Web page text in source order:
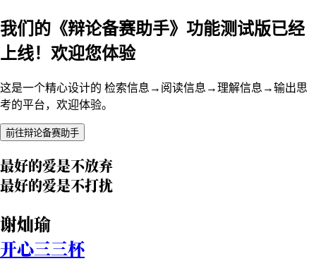
我们的《辩论备赛助手》功能测试版已经
上线！欢迎您体验
这是一个精心设计的 检索信息→阅读信息→理解信息→输出思
考的平台，欢迎体验。
前往辩论备赛助手
最好的爱是不放弃
最好的爱是不打扰
谢灿瑜
开心三三杯